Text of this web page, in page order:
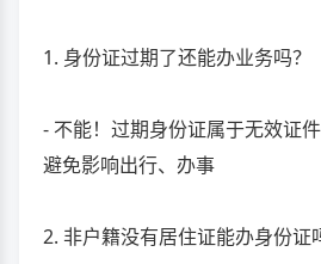
1. 身份证过期了还能办业务吗？
- 不能！过期身份证属于无效证
避免影响出行、办事
2. 非户籍没有居住证能办身份证